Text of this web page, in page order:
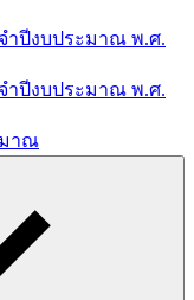
ำปีงบประมาณ พ.ศ.
ำปีงบประมาณ พ.ศ.
มาณ